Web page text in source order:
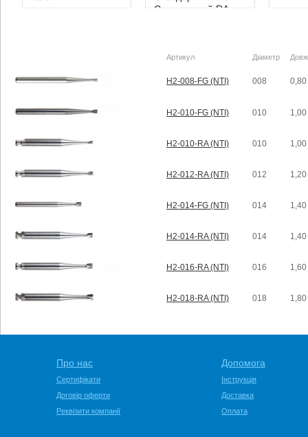
Артикул Діаметр
H2-008-FG (NTI) 008 0,80
H2-010-FG (NTI) 010 1,00
H2-010-RA (NTI) 010 1,00
H2-012-RA (NTI) 012 1,20
H2-014-FG (NTI) 014 1,40
H2-014-RA (NTI) 014 1,40
H2-016-RA (NTI) 016 1,60
H2-018-RA (NTI) 018 1,80
Про нас
Сертифікати
Договір оферти
Реквізити компанії
Допомога
Інструкція
Доставка
Оплата